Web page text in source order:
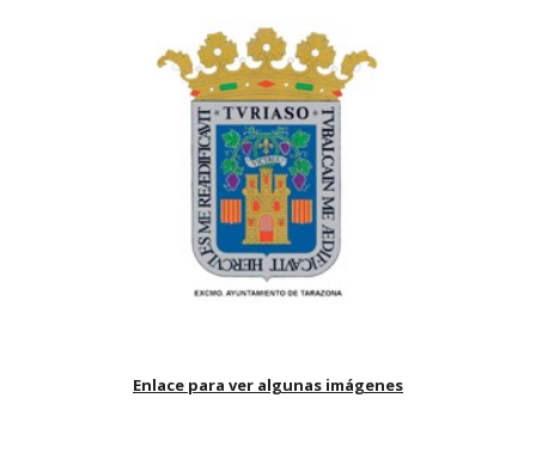
Enlace para ver algunas imágenes